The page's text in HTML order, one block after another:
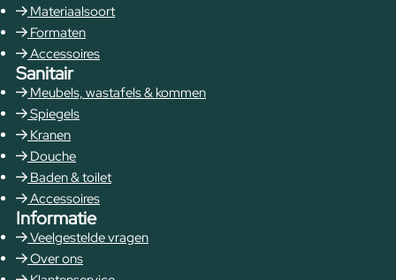
Materiaalsoort
Formaten
Accessoires
Sanitair
Meubels, wastafels & kommen
Spiegels
Kranen
Douche
Baden & toilet
Accessoires
Informatie
Veelgestelde vragen
Over ons